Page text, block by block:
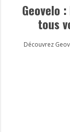
Geovelo
tous
Découvrez